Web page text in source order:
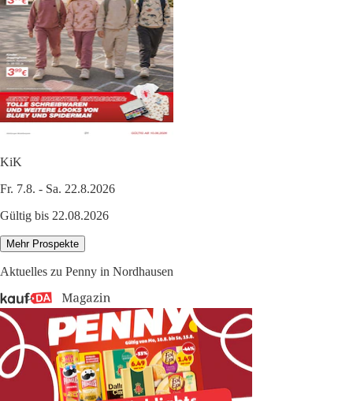
KiK
Fr. 7.8. - Sa. 22.8.2026
Gültig bis 22.08.2026
Mehr Prospekte
Aktuelles zu Penny in Nordhausen